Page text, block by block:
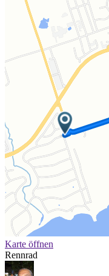
Karte öffnen
Rennrad